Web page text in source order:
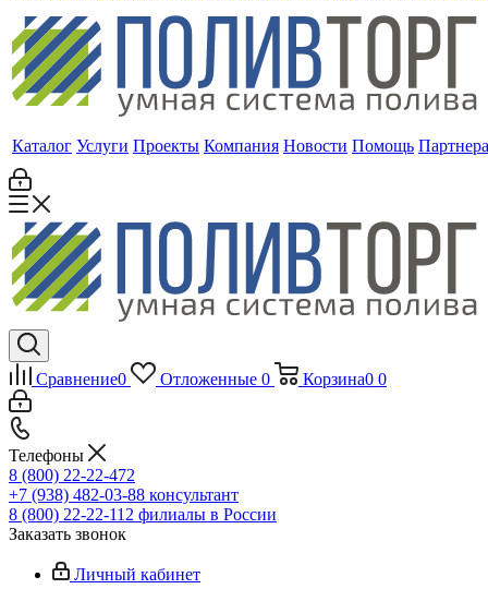
Каталог Услуги Проекты Компания Новости Помощь
Сравнение0 Отложенные 0 Корзина0 0
Телефоны
8 (800) 22-22-472
+7 (938) 482-03-88 консультант
8 (800) 22-22-112 филиалы в России
Заказать звонок
Личный кабинет